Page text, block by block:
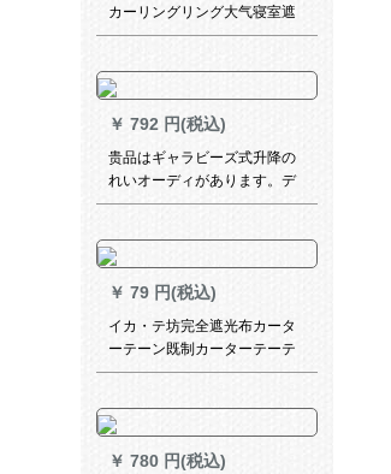
カーリングリング大气寝室遮
光豪华扫き出し窓カーターテ
び付属品を含む别に计算しま
す）は何メテルテルか？
￥ 792 円(税込)
贵品はギャラビーズ式升降の
れいオーディがあります。デ
ィフル寝室の遮热遮光既制カ
￥ 79 円(税込)
イカ・テ坊完全遮光布カータ
ーテーン既制カーターテーテ
ートシリーズシリーズシリー
シリーズンサンバスザック布
ベベルベルベルダウン窓寝室
リビグ光透過性UVカート逸品
￥ 780 円(税込)